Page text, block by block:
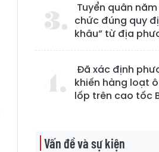
Tuyển quân
chức đúng quy
khâu” từ địa
Đã xác định
khiến hàng loạt
lốp trên cao tốc
Vấn đề và sự kiện